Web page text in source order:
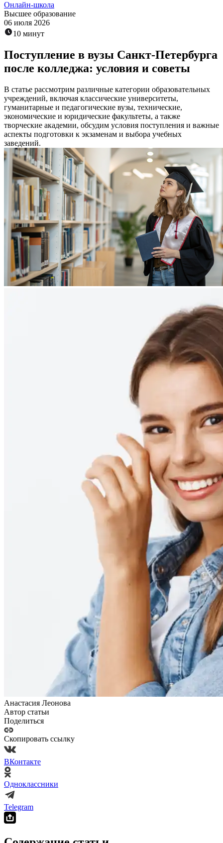
Онлайн-школа
Высшее образование
06 июля 2026
10 минут
Поступление в вузы Санкт-Петербурга
после колледжа: условия и советы
В статье рассмотрим различные категории образовательных
учреждений, включая классические университеты,
гуманитарные и педагогические вузы, технические,
экономические и юридические факультеты, а также
творческие академии, обсудим условия поступления и важные
аспекты подготовки к экзаменам и выбора учебных
заведений.
Анастасия Леонова
Автор статьи
Поделиться
Скопировать ссылку
ВКонтакте
Одноклассники
Telegram